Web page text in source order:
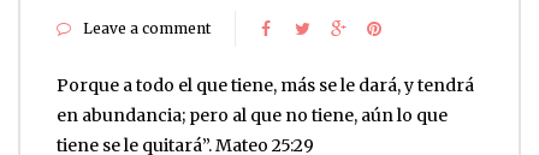
Leave a comment
Porque a todo el que tiene, más se le dará, y tendrá
en abundancia; pero al que no tiene, aún lo que